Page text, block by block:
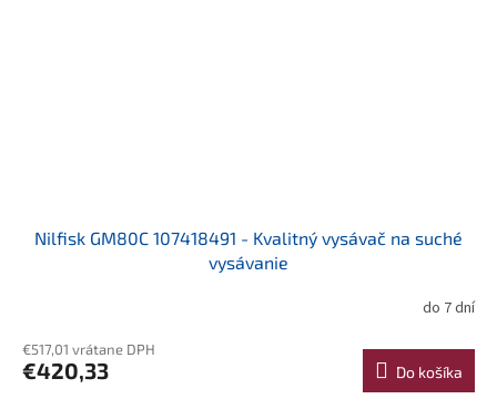
Nilfisk GM80C 107418491 - Kvalitný vysávač na suché
vysávanie
do 7 dní
€517,01 vrátane DPH
€420,33 Do košíka